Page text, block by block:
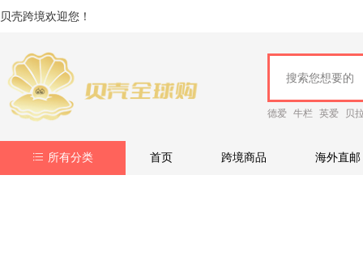
贝壳跨境欢迎您！
德爱 牛栏 英爱 贝
所有分类 首页 跨境商品 海外直邮